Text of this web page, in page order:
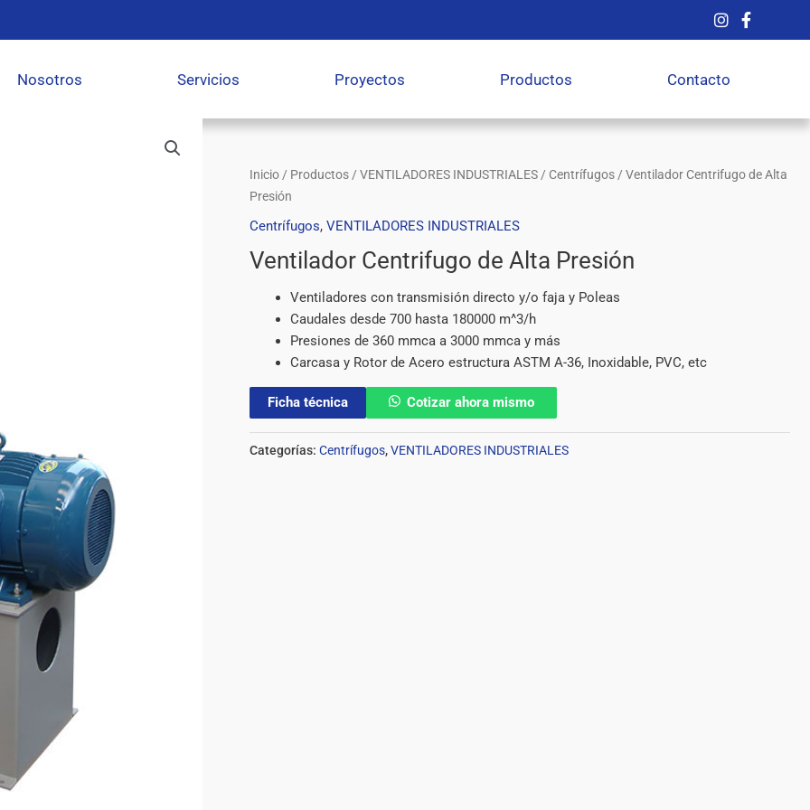
Nosotros Servicios Proyectos Productos Contacto
Inicio / Productos / VENTILADORES INDUSTRIALES / Centrífugos / Ventilador Centrifugo de Alta
Presión
Centrífugos, VENTILADORES INDUSTRIALES
Ventilador Centrifugo de Alta Presión
Ventiladores con transmisión directo y/o faja y Poleas
Caudales desde 700 hasta 180000 m^3/h
Presiones de 360 mmca a 3000 mmca y más
Carcasa y Rotor de Acero estructura ASTM A-36, Inoxidable, PVC, etc
Ficha técnica Cotizar ahora mismo
Categorías: Centrífugos,VENTILADORES INDUSTRIALES